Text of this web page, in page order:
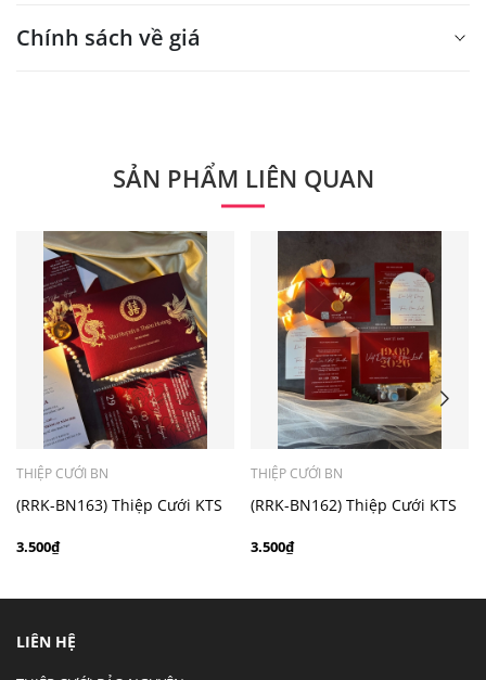
Chính sách về giá
Quý khách vui lòng liên hệ để có thông tin chính xác.
- Mẫu dưới 3000 giá chưa bao gồm bản đồ, quý khách
có nhu cầu in bản đồ sẽ có mức phí 300 - 500 đồng 1
thiệp tuỳ chất liệu.
SẢN PHẨM LIÊN QUAN
THIỆP CƯỚI BN
(RRK-BN163) Thiệp Cưới KTS
3.500₫
THIỆP CƯỚI BN
(RRK-BN162) Thiệp Cưới KTS
3.500₫
LIÊN HỆ